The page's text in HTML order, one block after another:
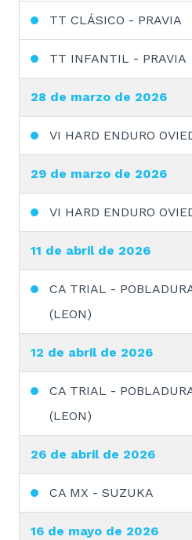
TT CLÁSICO - PRAVIA
TT INFANTIL - PRAVIA
28 de marzo de 2026
VI HARD ENDURO
29 de marzo de 2026
VI HARD ENDURO
11 de abril de 2026
CA TRIAL -
(LEON)
12 de abril de 2026
CA TRIAL -
(LEON)
26 de abril de 2026
CA MX - SUZUKA
16 de mayo de 2026